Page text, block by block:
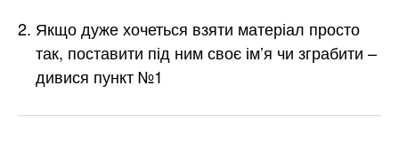
Якщо дуже хочеться взяти матеріал просто
так, поставити під ним своє ім’я чи зграбити –
дивися пункт №1